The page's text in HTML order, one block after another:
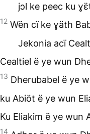
jɔl ke peec ku
12 Wën cï ke ɣäth
Jekonia acï
Cealtiel ë ye wun
13 Dherubabel ë ye
ku Abiöt ë ye wun
Ku Eliakim ë ye wun
14